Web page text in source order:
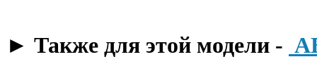
​► Также для этой модели -